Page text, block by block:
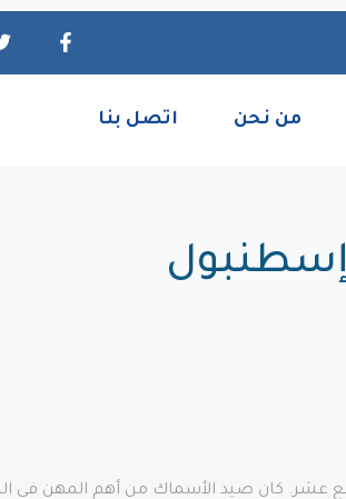
من نحن اتصل بنا
عشر. كان صيد الأسماك من أهم المهن في